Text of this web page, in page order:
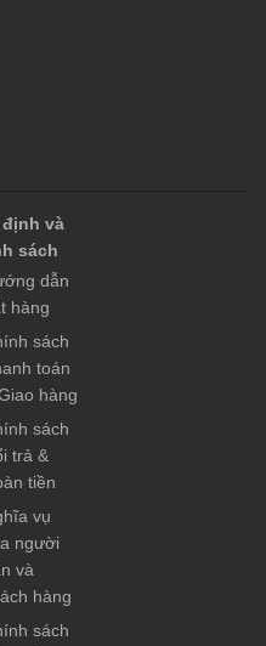
và
sách
dẫn
hàng
sách
toán
hàng
sách
trả &
tiền
vụ
người
và
hàng
sách